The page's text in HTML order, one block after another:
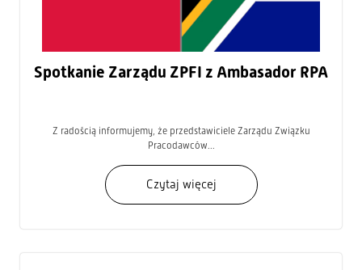
Spotkanie Zarządu ZPFI z Ambasador RPA
Z radością informujemy, że przedstawiciele Zarządu Związku
Pracodawców...
Czytaj więcej